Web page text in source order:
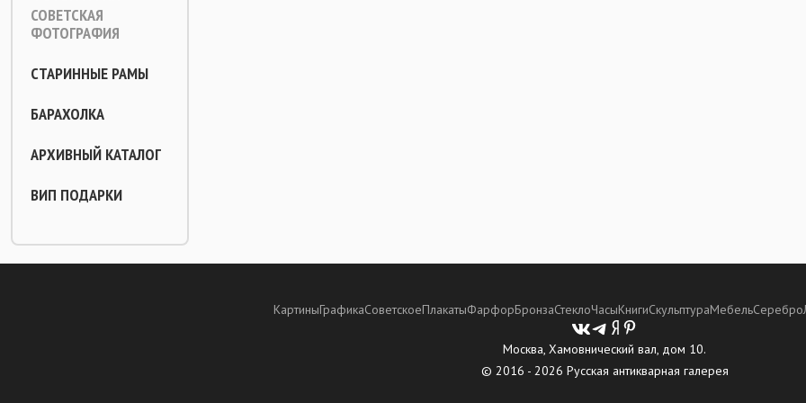
СОВЕТСКАЯ
ФОТОГРАФИЯ
СТАРИННЫЕ РАМЫ
БАРАХОЛКА
АРХИВНЫЙ КАТАЛОГ
ВИП ПОДАРКИ
КартиныГрафикаСоветскоеПлакатыФарфорБронзаСтеклоЧасыКнигиСкульптураМебельСеребро
Москва, Хамовнический вал, дом 10.
© 2016 - 2026 Русская антикварная галерея